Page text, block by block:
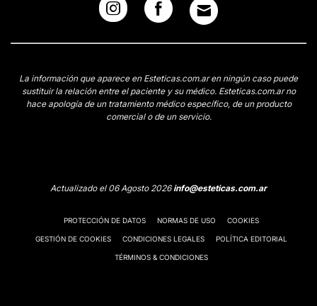
La información que aparece en Esteticas.com.ar en ningún caso puede
sustituir la relación entre el paciente y su médico. Esteticas.com.ar no
hace apología de un tratamiento médico específico, de un producto
comercial o de un servicio.
Actualizado el 06 Agosto 2026info@esteticas.com.ar
PROTECCIÓN DE DATOS NORMAS DE USO COOKIES
GESTIÓN DE COOKIES CONDICIONES LEGALES POLÍTICA EDITORIAL
TÉRMINOS & CONDICIONES